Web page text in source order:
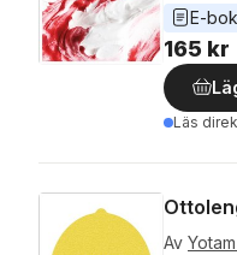
E-bok
165 kr
Läs
Av